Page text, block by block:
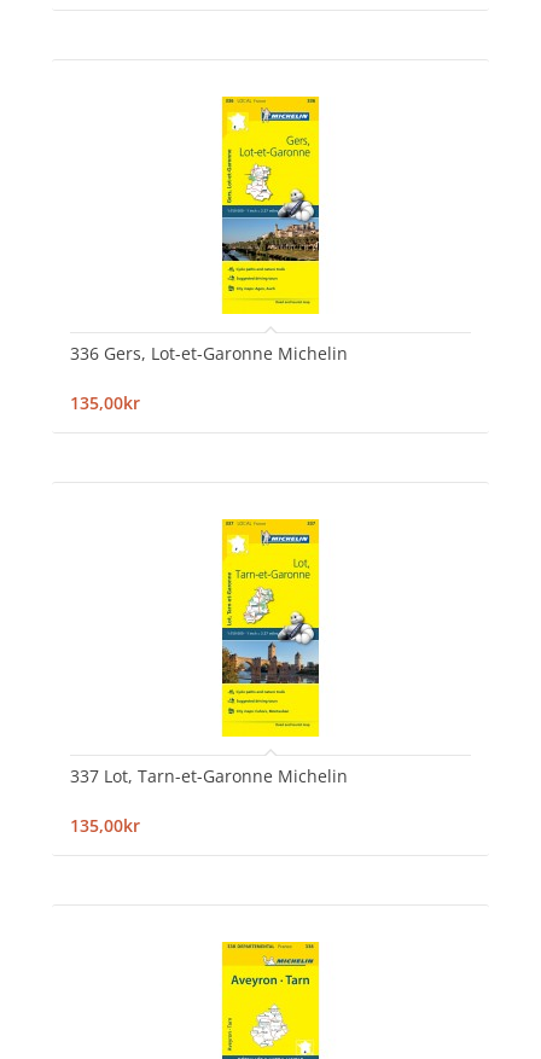
336 Gers, Lot-et-Garonne Michelin
135,00kr
337 Lot, Tarn-et-Garonne Michelin
135,00kr